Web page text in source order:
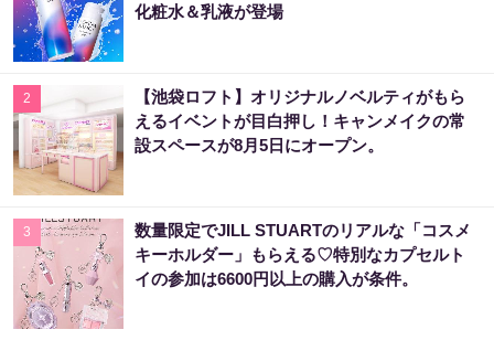
化粧水＆乳液が登場
2
【池袋ロフト】オリジナルノベルティがもら
えるイベントが目白押し！キャンメイクの常
設スペースが8月5日にオープン。
3
数量限定でJILL STUARTのリアルな「コスメ
キーホルダー」もらえる♡特別なカプセルト
イの参加は6600円以上の購入が条件。